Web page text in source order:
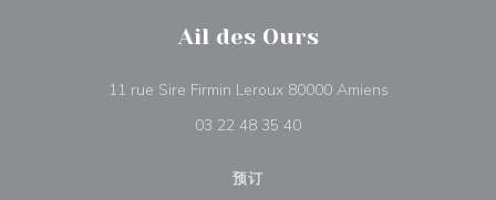
Ail des Ours
11 rue Sire Firmin Leroux 80000 Amiens((在新窗口中打
03 22 48 35 40
预订